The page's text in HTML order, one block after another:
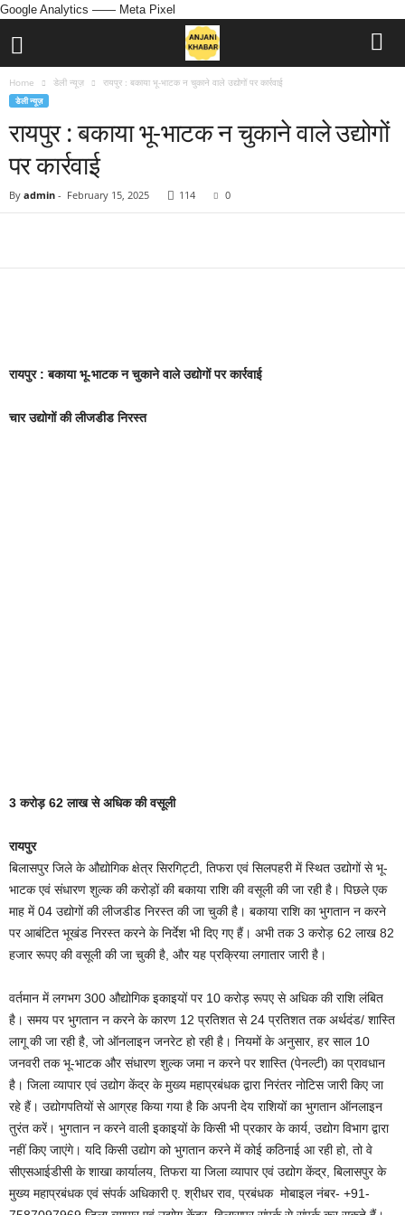
Google Analytics —— Meta Pixel
Home डेली न्यूज़ रायपुर : बकाया भू-भाटक न चुकाने वाले उद्योगों पर कार्रवाई
डेली न्यूज़
रायपुर : बकाया भू-भाटक न चुकाने वाले उद्योगों
पर कार्रवाई
By admin - February 15, 2025 114 0
रायपुर : बकाया भू-भाटक न चुकाने वाले उद्योगों पर कार्रवाई
चार उद्योगों की लीजडीड निरस्त
3 करोड़ 62 लाख से अधिक की वसूली
रायपुर
बिलासपुर जिले के औद्योगिक क्षेत्र सिरगिट्टी, तिफरा एवं सिलपहरी में स्थित उद्योगों से भू-
भाटक एवं संधारण शुल्क की करोड़ों की बकाया राशि की वसूली की जा रही है। पिछले एक
माह में 04 उद्योगों की लीजडीड निरस्त की जा चुकी है। बकाया राशि का भुगतान न करने
पर आबंटित भूखंड निरस्त करने के निर्देश भी दिए गए हैं। अभी तक 3 करोड़ 62 लाख 82
हजार रूपए की वसूली की जा चुकी है, और यह प्रक्रिया लगातार जारी है।
वर्तमान में लगभग 300 औद्योगिक इकाइयों पर 10 करोड़ रूपए से अधिक की राशि लंबित
है। समय पर भुगतान न करने के कारण 12 प्रतिशत से 24 प्रतिशत तक अर्थदंड/ शास्ति
लागू की जा रही है, जो ऑनलाइन जनरेट हो रही है। नियमों के अनुसार, हर साल 10
जनवरी तक भू-भाटक और संधारण शुल्क जमा न करने पर शास्ति (पेनल्टी) का प्रावधान
है। जिला व्यापार एवं उद्योग केंद्र के मुख्य महाप्रबंधक द्वारा निरंतर नोटिस जारी किए जा
रहे हैं। उद्योगपतियों से आग्रह किया गया है कि अपनी देय राशियों का भुगतान ऑनलाइन
तुरंत करें। भुगतान न करने वाली इकाइयों के किसी भी प्रकार के कार्य, उद्योग विभाग द्वारा
नहीं किए जाएंगे। यदि किसी उद्योग को भुगतान करने में कोई कठिनाई आ रही हो, तो वे
सीएसआईडीसी के शाखा कार्यालय, तिफरा या जिला व्यापार एवं उद्योग केंद्र, बिलासपुर के
मुख्य महाप्रबंधक एवं संपर्क अधिकारी ए. श्रीधर राव, प्रबंधक मोबाइल नंबर- +91-